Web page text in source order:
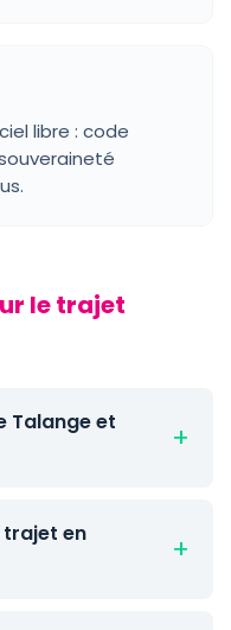
libre : code
le trajet
Talange et
trajet en